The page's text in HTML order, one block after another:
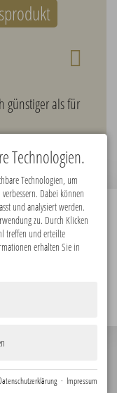
günstiger als für
KONTAKT
Technologien.
Technologien, um
Dabei können
und analysiert werden.
zu. Durch Klicken
treffen und erteilte
erhalten Sie in
· Impressum